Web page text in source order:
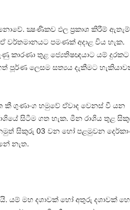
ක්‍ෂණිකව ඵල ප්‍රකාශ කිරීම්
ඒ වර්තමානයට පමණක්‌ අදාළ විය හැක.
කාරණා තුළ ජ්‍යෙතිෂඥයාට යම් දුරකට
පූර්ණ ලෙසම සත්‍යය දැකීමට
ගුණාංග හමුවේ ඒවාද වෙනස්‌ වී යන
සිටීම ගත හැක. මීන රාශිය තුළ
සිකුරු 03 වන හෝ පළමුවන
නැත.
යම් මහ දශාවක්‌ හෝ අතුරු දශාවක්‌